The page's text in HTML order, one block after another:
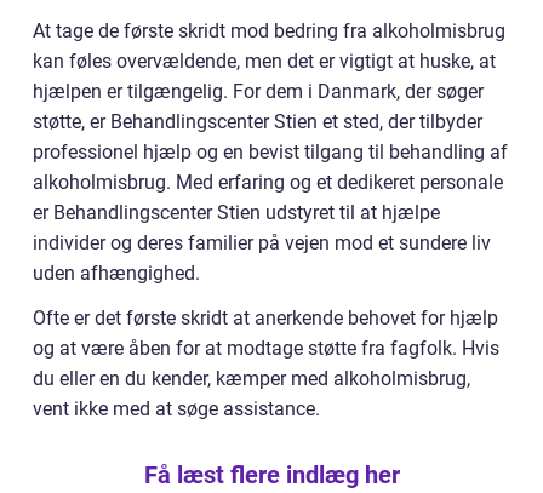
At tage de første skridt mod bedring fra alkoholmisbrug
kan føles overvældende, men det er vigtigt at huske, at
hjælpen er tilgængelig. For dem i Danmark, der søger
støtte, er Behandlingscenter Stien et sted, der tilbyder
professionel hjælp og en bevist tilgang til behandling af
alkoholmisbrug. Med erfaring og et dedikeret personale
er Behandlingscenter Stien udstyret til at hjælpe
individer og deres familier på vejen mod et sundere liv
uden afhængighed.
Ofte er det første skridt at anerkende behovet for hjælp
og at være åben for at modtage støtte fra fagfolk. Hvis
du eller en du kender, kæmper med alkoholmisbrug,
vent ikke med at søge assistance.
Få læst flere indlæg her